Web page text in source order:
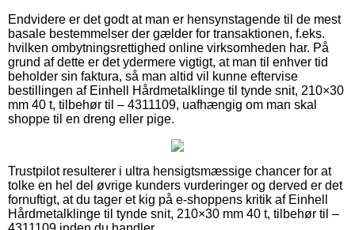
Endvidere er det godt at man er hensynstagende til de mest
basale bestemmelser der gælder for transaktionen, f.eks.
hvilken ombytningsrettighed online virksomheden har. På
grund af dette er det ydermere vigtigt, at man til enhver tid
beholder sin faktura, så man altid vil kunne eftervise
bestillingen af Einhell Hårdmetalklinge til tynde snit, 210×30
mm 40 t, tilbehør til – 4311109, uafhængig om man skal
shoppe til en dreng eller pige.
Trustpilot resulterer i ultra hensigtsmæssige chancer for at
tolke en hel del øvrige kunders vurderinger og derved er det
fornuftigt, at du tager et kig på e-shoppens kritik af Einhell
Hårdmetalklinge til tynde snit, 210×30 mm 40 t, tilbehør til –